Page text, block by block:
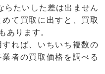
らたいした差は出ません
て買取に出すと、買取
あります。
れば、いちいち複数の
者の買取価格を調べる